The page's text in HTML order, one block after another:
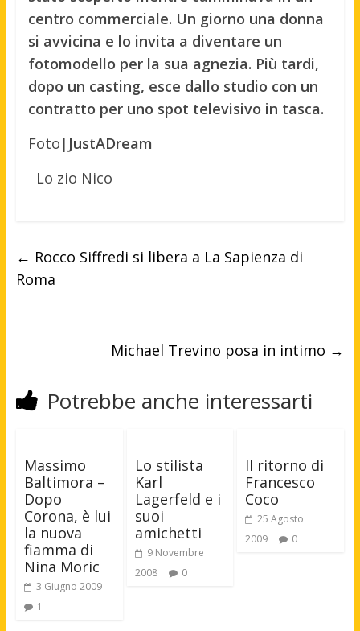
centro commerciale. Un giorno una donna
si avvicina e lo invita a diventare un
fotomodello per la sua agnezia. Più tardi,
dopo un casting, esce dallo studio con un
contratto per uno spot televisivo in tasca.
Foto| JustADream
Lo zio Nico
← Rocco Siffredi si libera a La Sapienza di
Roma
Michael Trevino posa in intimo →
Potrebbe anche interessarti
Massimo
Baltimora –
Dopo
Corona, è lui
la nuova
fiamma di
Nina Moric
3 Giugno 2009
1
Lo stilista
Karl
Lagerfeld e i
suoi
amichetti
9 Novembre
2008
0
Il ritorno di
Francesco
Coco
25 Agosto
2009
0